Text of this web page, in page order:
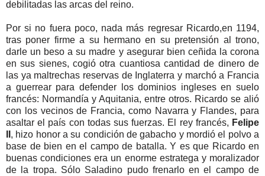
debilitadas las arcas del reino.
Por si no fuera poco, nada más regresar Ricardo,en 1194,
tras poner firme a su hermano en su pretensión al trono,
darle un beso a su madre y asegurar bien ceñida la corona
en sus sienes, cogió otra cuantiosa cantidad de dinero de
las ya maltrechas reservas de Inglaterra y marchó a Francia
a guerrear para defender los dominios ingleses en suelo
francés: Normandía y Aquitania, entre otros. Ricardo se alió
con los vecinos de Francia, como Navarra y Flandes, para
asaltar el país con todas sus fuerzas. El rey francés, Felipe
, hizo honor a su condición de gabacho y mordió el polvo a
base de bien en el campo de batalla. Y es que Ricardo en
buenas condiciones era un enorme estratega y moralizador
de la tropa. Sólo Saladino pudo frenarlo en el campo de